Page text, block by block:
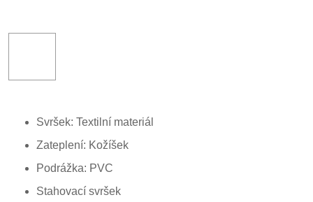
Svršek: Textilní materiál
Zateplení: Kožíšek
Podrážka: PVC
Stahovací svršek